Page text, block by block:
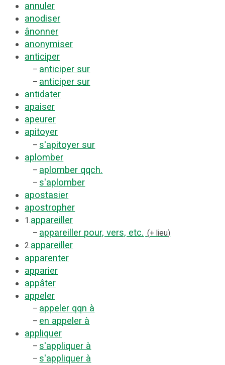
annuler
anodiser
ânonner
anonymiser
anticiper
– anticiper sur
– anticiper sur
antidater
apaiser
apeurer
apitoyer
– s'apitoyer sur
aplomber
– aplomber qqch.
– s'aplomber
apostasier
apostropher
1.appareiller
– appareiller pour, vers, etc.
+ lieu
2.appareiller
apparenter
apparier
appâter
appeler
– appeler qqn à
– en appeler à
appliquer
– s'appliquer à
– s'appliquer à